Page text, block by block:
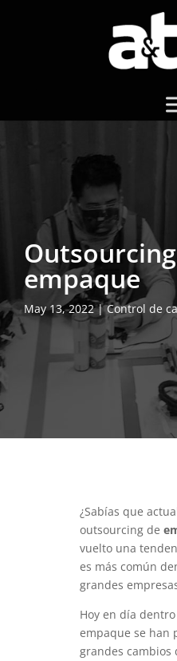
empaque
May 13, 2022|Control de
¿Sabías que
outsourcing de
vuelto una
es más común
grandes
Hoy en día
empaque se han
grandes cambios